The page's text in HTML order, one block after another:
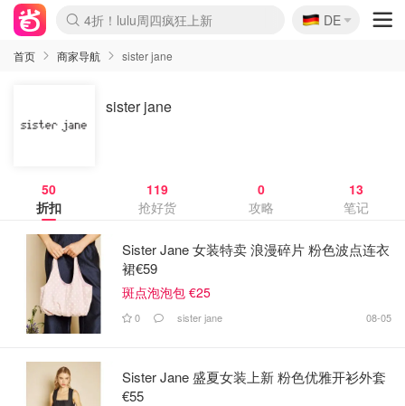
Boticinal 夏促开抢！
4折！lulu周四疯狂上新
还没结束！&OtherStories大促
Joybuy变相75折 随时失效
速领！Stanley独家85折
疑似霸哥！Camper额外叠85折
Zalando 奥莱闪促！每日更新
Moncler反季囤！5折起+叠9折
Coach Brooklyn仅€192
🇩🇪
DE
首页 商家导航 sister jane
sister jane
50
折扣
119
抢好货
0
攻略
13
笔记
Sister Jane 女装特卖 浪漫碎片 粉色波点连衣
裙€59
斑点泡泡包 €25
0 sister jane 08-05
Sister Jane 盛夏女装上新 粉色优雅开衫外套
€55